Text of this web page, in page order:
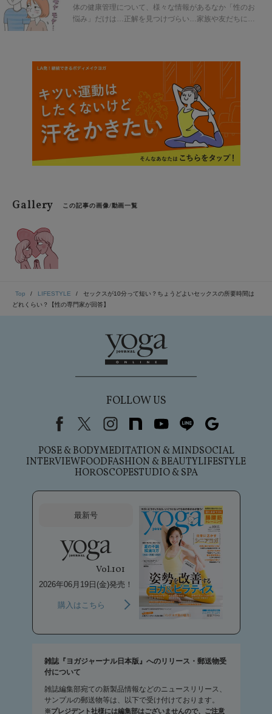
門家として活動する４名のスペシャリストがリレー形式
で回答！自分らしいセクシャルウェルネスを探求する、
門家が回答】
体の健康管理について、様々な情報があるなか「性のお
悩み」だけは…正解を見つけづらい…家族や友だちにも
ョン）、カラダや性にまつわる読者のお悩みに、性の専
門家として活動する４名のスペシャリストがリレー形式
で回答！自分らしいセクシャルウェルネスを探求する、
きっかけにしてみて！
Gallery この記事の画像/動画一覧
Top LIFESTYLE
セックスが10分って短い？ちょうどよいセックスの所要時間は
どれくらい？【性の専門家が回答】
FOLLOW US
FacebookX（旧Twitter）
instagram
note youtubeline
POSE & BODYMEDITATION & MINDSOCIAL
INTERVIEWFOODFASHION & BEAUTYLIFESTYLE
HOROSCOPESTUDIO & SPA
最新号
Vol.101
2026年06月19日(金)発売！
購入はこちら
雑誌『ヨガジャーナル日本版』へのリリース・郵送物受
付について
雑誌編集部宛ての新製品情報などのニュースリリース、
サンプルの郵送物等は、以下で受け付けております。
※プレジデント社様には編集部はございませんので、ご注意